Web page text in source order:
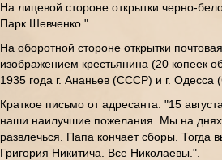
На лицевой стороне открытки черно-
Парк Шевченко."
На оборотной стороне открытки
изображением крестьянина (20 копеек
1935 года г. Ананьев (СССР) и г. Одесса
Краткое письмо от адресанта: "15
наши наилучшие пожелания. Мы на
развлечься. Папа кончает сборы. Тогда
Григория Никитича. Все Николаевы.".